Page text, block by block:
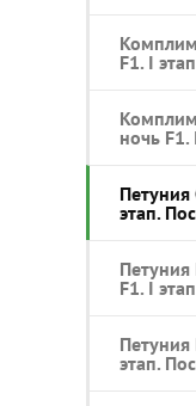
F1. I
ночь F1.
Петуния
этап.
Петуния
F1. I
Петуния
этап.